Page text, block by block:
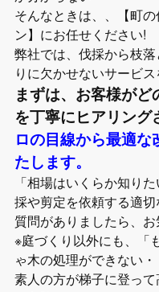
そんなときは、、【町
ン】にお任せください!
弊社では、伐採から枝
りに欠かせないサービス
まずは、お客様が
を丁寧にヒアリング
ロの目線から最適
たします。
「相場はいくらか知り
採や剪定を依頼する適
質問がありましたら、
※庭づくり以外にも、「
ゃ木の処理ができない・
素人の方が梯子に登っ